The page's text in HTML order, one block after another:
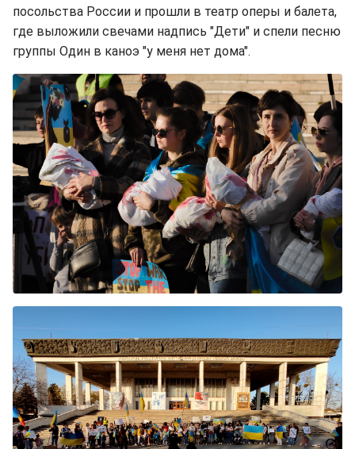
посольства России и прошли в театр оперы и балета,
где выложили свечами надпись "Дети" и спели песню
группы Один в каноэ "у меня нет дома".